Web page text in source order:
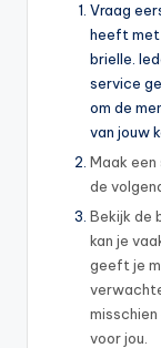
Vraag
heeft met
brielle.
service
om de
van jouw
Maak
de
Bekijk de
kan je
geeft je
voor jou.